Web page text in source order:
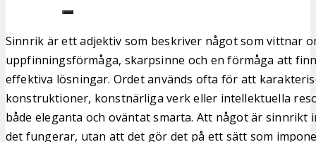
Sinnrik är ett adjektiv som beskriver något som vittnar
uppfinningsförmåga, skarpsinne och en förmåga att
effektiva lösningar. Ordet används ofta för att
konstruktioner, konstnärliga verk eller intellektuella
både eleganta och oväntat smarta. Att något är sinnrikt
det fungerar, utan att det gör det på ett sätt som